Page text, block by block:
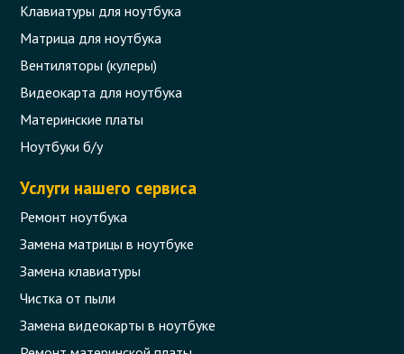
3 870 грн.
Нет в наличии
Клавиатуры для ноутбука
Матрица для ноутбука
Вентиляторы (кулеры)
Видеокарта для ноутбука
Материнские платы
Ноутбуки б/у
Услуги нашего сервиса
Ремонт ноутбука
Замена матрицы в ноутбуке
Замена клавиатуры
Чистка от пыли
Замена видеокарты в ноутбуке